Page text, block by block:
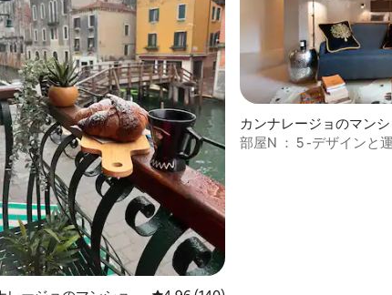
星中5.0つ星の平均評価
カンナレージョのマンシ
ン・アパート
部屋N ： 5 -デザインと